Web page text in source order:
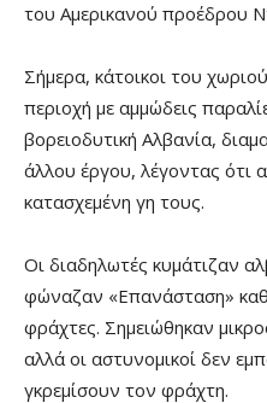
του Αμερικανού προέδρου
Σήμερα, κάτοικοι του
περιοχή με αμμώδεις
βορειοδυτική Αλβανία,
άλλου έργου, λέγοντας ότι
κατασχεμένη γη τους.
Οι διαδηλωτές κυμάτιζαν
φώναζαν «Επανάσταση»
φράχτες. Σημειώθηκαν
αλλά οι αστυνομικοί δεν
γκρεμίσουν τον φράχτη.